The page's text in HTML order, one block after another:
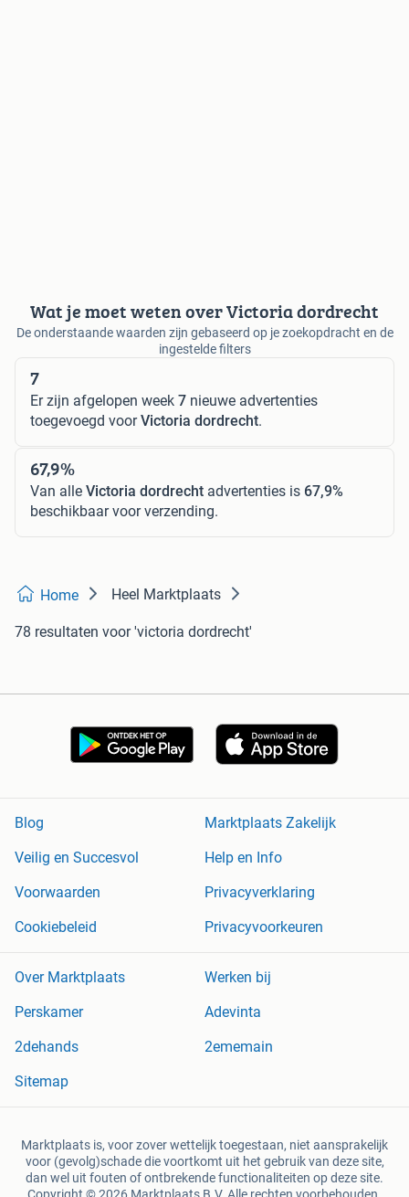
Wat je moet weten over Victoria dordrecht
De onderstaande waarden zijn gebaseerd op je zoekopdracht en de
ingestelde filters
7
Er zijn afgelopen week 7 nieuwe advertenties
toegevoegd voorVictoria dordrecht.
67,9%
Van alle Victoria dordrecht advertenties is 67,9%
beschikbaar voor verzending.
Home Heel Marktplaats
78 resultaten voor 'victoria dordrecht'
Blog
Marktplaats Zakelijk
Veilig en Succesvol
Help en Info
Voorwaarden
Privacyverklaring
Cookiebeleid
Privacyvoorkeuren
Over Marktplaats
Werken bij
Perskamer
Adevinta
2dehands
2ememain
Sitemap
Marktplaats is, voor zover wettelijk toegestaan, niet aansprakelijk
voor (gevolg)schade die voortkomt uit het gebruik van deze site,
dan wel uit fouten of ontbrekende functionaliteiten op deze site.